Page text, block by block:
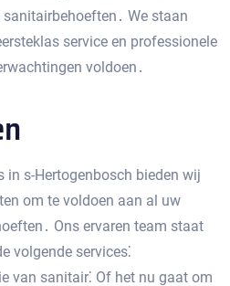
We staan
service en professionele
voldoen․
in s-Hertogenbosch bieden wij
om te voldoen aan al uw
Ons ervaren team staat
volgende services⁚
van sanitair⁚ Of het nu gaat om